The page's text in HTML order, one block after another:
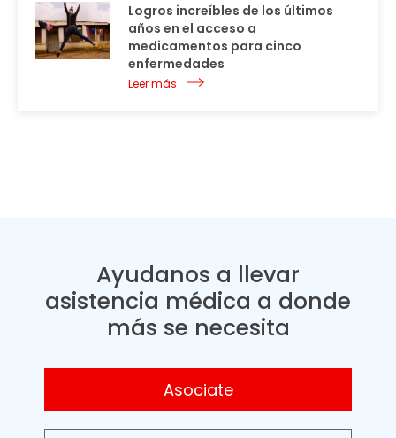
Logros increíbles de los últimos
años en el acceso a
medicamentos para cinco
enfermedades
Leer más
Ayudanos a llevar
asistencia médica a donde
más se necesita
Asociate